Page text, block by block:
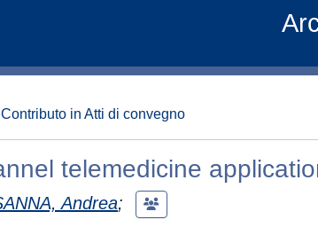
in Atti di convegno
telemedicine
Andrea;